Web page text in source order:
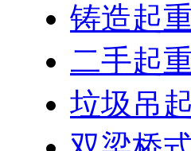
铸造起
二手起
垃圾吊